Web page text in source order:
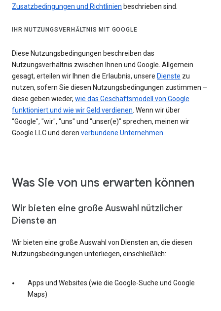
Zusatzbedingungen und Richtlinien beschrieben sind.
IHR NUTZUNGSVERHÄLTNIS MIT GOOGLE
Diese Nutzungsbedingungen beschreiben das
Nutzungsverhältnis zwischen Ihnen und Google. Allgemein
gesagt, erteilen wir Ihnen die Erlaubnis, unsere Dienste zu
nutzen, sofern Sie diesen Nutzungsbedingungen zustimmen –
diese geben wieder, wie das Geschäftsmodell von Google
funktioniert und wie wir Geld verdienen. Wenn wir über
"Google", "wir", "uns" und "unser(e)" sprechen, meinen wir
Google LLC und deren verbundene Unternehmen.
Was Sie von uns erwarten können
Wir bieten eine große Auswahl nützlicher
Dienste an
Wir bieten eine große Auswahl von Diensten an, die diesen
Nutzungsbedingungen unterliegen, einschließlich:
Apps und Websites (wie die Google-Suche und Google
Maps)